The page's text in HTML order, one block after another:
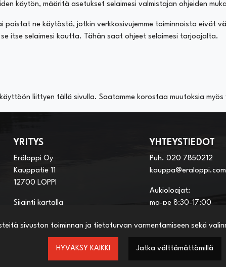
sivuston toiminnan ja tietoturvan varmentamiseen sekä
HYVÄKSY KAIKKI Jatka välttämättömillä
käytön, määritä asetukset selaimesi valmistajan ohjeiden
poistat ne käytöstä, jotkin verkkosivujemme toiminnoista
itse selaimesi kautta. Tähän saat ohjeet selaimesi tarjoajalta.
liittyen tällä sivulla. Saatamme korostaa muutoksia myös
YRITYS
Eräloppi Oy
Kauppatie 11
12700 LOPPI
Sijainti kartalla
YHTEYSTIEDOT
Puh. 020 7850212
kauppa@eraloppi.com
Aukioloajat:
ma-pe 8:30-17:00